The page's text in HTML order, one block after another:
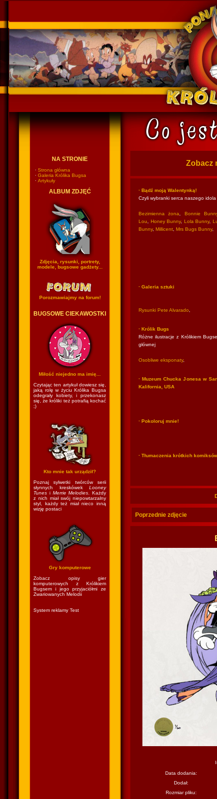
NA STRONIE
· Strona główna
· Galeria Królika Bugsa
· Artykuły
ALBUM ZDJĘĆ
Zdjęcia, rysunki, portrety,
modele, bugsowe gadżety...
Porozmawiajmy na forum!
BUGSOWE CIEKAWOSTKI
Miłość niejedno ma imię...
Czytając ten artykuł dowiesz się,
jaką rolę w życiu Królika Bugsa
odegrały kobiety, i przekonasz
się, że króliki też potrafią kochać
;)
Kto mnie tak urządził?
Poznaj sylwetki twórców serii
słynnych kreskówek Looney
Tunes i Merrie Melodies . Każdy
z nich miał swój niepowtarzalny
styl, każdy też miał nieco inną
wizję postaci
Gry komputerowe
Zobacz opisy gier
komputerowych z Królikiem
Bugsem i jego przyjaciółmi ze
Zwariowanych Melodii
System reklamy Test
Zobacz
· Bądź moją Walentynką!
Czyli wybranki serca naszego idola
Bezimienna żona
Bonnie
Lou
Honey Bunny, Lola Bunny,
Bunny, Millicent Mrs Bugs Bunny,
· Galeria sztuki
Rysunki Pete Alvarado
· Królik Bugs
Różne ilustracje z Królikiem
głównej
Osobliwe eksponaty,
· Muzeum Chucka Jonesa w
Kalifornia, USA
· Pokoloruj mnie!
· Tłumaczenia krótkich
Poprzednie zdjęcie
Data dodania:
Dodał:
Rozmiar pliku: